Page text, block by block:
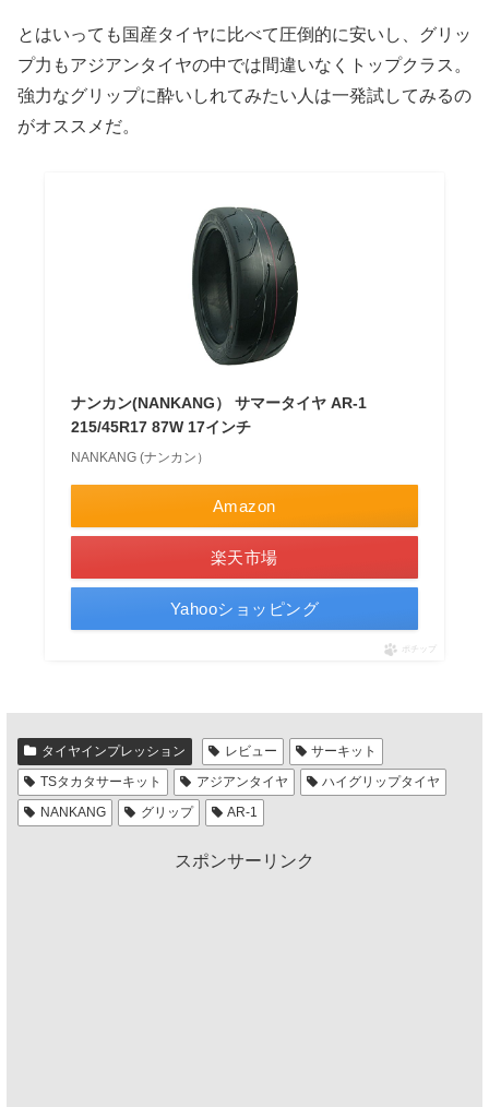
とはいっても国産タイヤに比べて圧倒的に安いし、グリッ
プ力もアジアンタイヤの中では間違いなくトップクラス。
強力なグリップに酔いしれてみたい人は一発試してみるの
がオススメだ。
ナンカン(NANKANG） サマータイヤ AR-1
215/45R17 87W 17インチ
NANKANG (ナンカン）
Amazon
楽天市場
Yahooショッピング
ポチップ
タイヤインプレッション レビュー
サーキット
TSタカタサーキット
アジアンタイヤ
ハイグリップタイヤ
NANKANG
グリップ AR-1
スポンサーリンク